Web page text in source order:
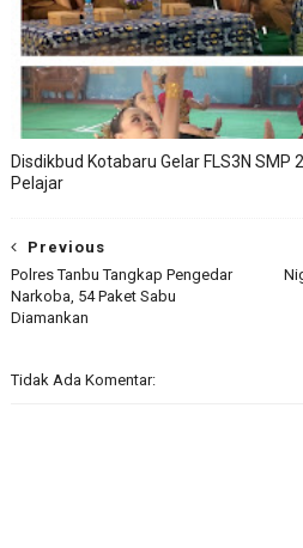
Disdikbud Kotabaru Gelar FLS3N SMP
Pelajar
Previous
Polres Tanbu Tangkap Pengedar
Narkoba, 54 Paket Sabu
Diamankan
Tidak Ada Komentar: